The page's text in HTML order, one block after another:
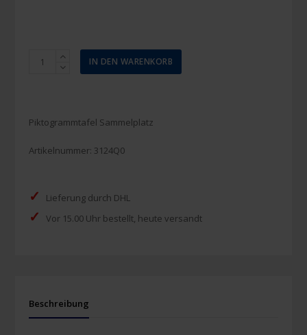
Piktogrammtafel
Sammelplatz
IN DEN WARENKORB
Piktogrammtafel Sammelplatz
Artikelnummer: 3124Q0
✓ Lieferung durch DHL
✓ Vor 15.00 Uhr bestellt, heute versandt
Beschreibung